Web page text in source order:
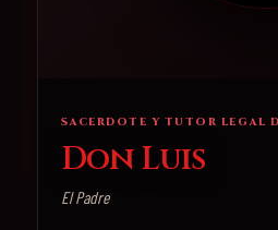
SACERDOTE Y TUTOR LEGAL
Don Luis
El Padre